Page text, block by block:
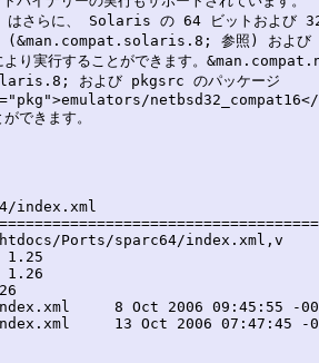
らに、 Solaris の 64 ビットおよび 32
(&man.compat.solaris.8; 参照) および
り実行することができます。
および pkgsrc のパッケージ
できます。
index.xml
Ports/sparc64/index.xml,v
-0000	1.25
-0000	1.26